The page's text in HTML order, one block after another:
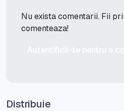
Nu exista comentarii. Fii
comenteaza!
Distribuie